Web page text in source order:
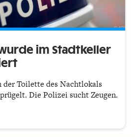
im Stadtkeller
der Toilette des Nachtlokals
Die Polizei sucht Zeugen.